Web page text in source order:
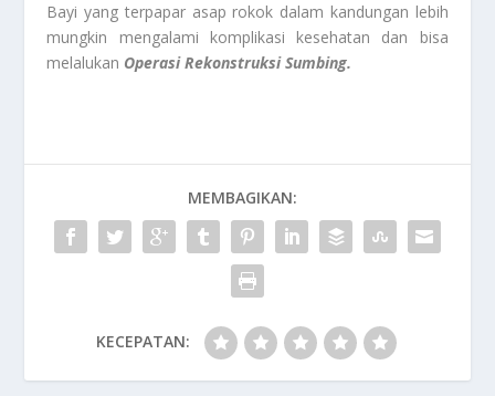
Bayi yang terpapar asap rokok dalam kandungan lebih
mungkin mengalami komplikasi kesehatan dan bisa
melalukan Operasi Rekonstruksi Sumbing.
MEMBAGIKAN:
KECEPATAN: